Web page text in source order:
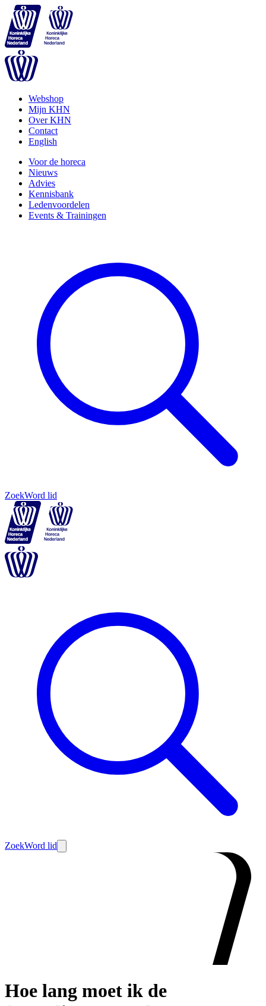
Webshop
Mijn KHN
Over KHN
Contact
English
Voor de horeca
Nieuws
Advies
Kennisbank
Ledenvoordelen
Events & Trainingen
ZoekWord lid
ZoekWord lid
Hoe lang moet ik de